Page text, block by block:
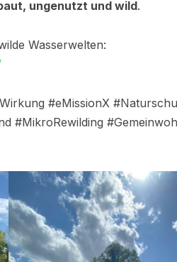
ungenutzt und wild.
Wasserwelten:
#eMissionX
#MikroRewilding